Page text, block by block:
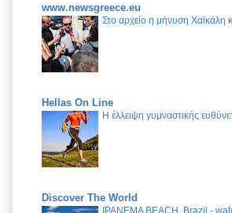
www.newsgreece.eu
Στο αρχείο η μήνυση Χαϊκάλη
Hellas On Line
Η έλλειψη γυμναστικής
Discover The World
IPANEMA BEACH, Brazil -